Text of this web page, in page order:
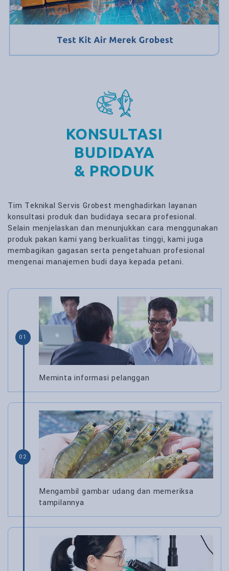
KONSULTASI
BUDIDAYA
& PRODUK
Tim Teknikal Servis Grobest menghadirkan layanan
konsultasi produk dan budidaya secara profesional.
Selain menjelaskan dan menunjukkan cara menggunakan
produk pakan kami yang berkualitas tinggi, kami juga
membagikan gagasan serta pengetahuan profesional
mengenai manajemen budi daya kepada petani.
01
Meminta informasi pelanggan
02
Mengambil gambar udang dan memeriksa
tampilannya